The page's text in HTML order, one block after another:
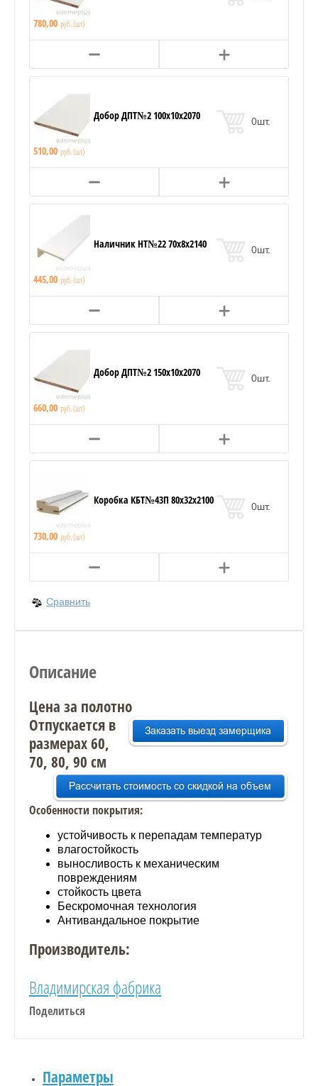
780,00 руб. (шт)
Добор ДПТ№2 100х10х2070
510,00 руб. (шт)
0шт.
Наличник НТ№22 70х8х2140
445,00 руб. (шт)
0шт.
Добор ДПТ№2 150х10х2070
660,00 руб. (шт)
0шт.
Коробка КБТ№43П 80х32х2100
730,00 руб. (шт)
0шт.
Сравнить
Описание
Цена за полотно
Отпускается в
размерах 60,
70, 80, 90 см
Особенности покрытия:
устойчивость к перепадам температур
влагостойкость
выносливость к механическим
повреждениям
стойкость цвета
Бескромочная технология
Антивандальное покрытие
Производитель:
Владимирская фабрика
Поделиться
Параметры